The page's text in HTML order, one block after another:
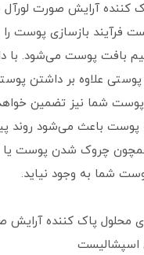
کننده آرایش صورت لورآل
فرآیند بازسازی پوست
بافت پوست می‌شود. با
علاوه بر داشتن
شما نیز تضمین
پوست باعث می‌شود روند
چروک شدن پوست یا
شما به وجود نیاید.
محلول پاک کننده آرایش
اسپشالیست